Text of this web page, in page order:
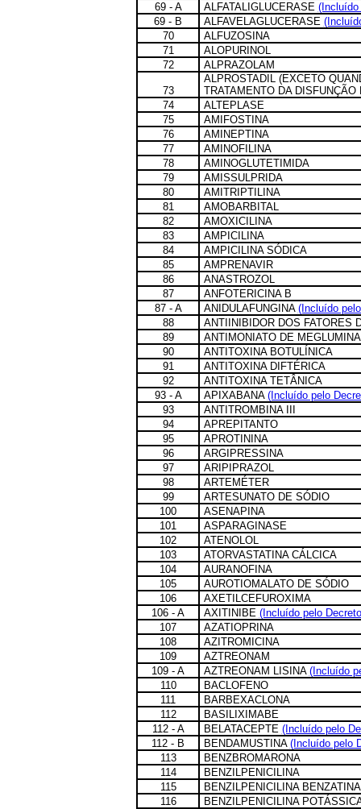
69 - A
ALFATALIGLUCERASE (Incluído
69 - B
ALFAVELAGLUCERASE
70
ALFUZOSINA
71
ALOPURINOL
72
ALPRAZOLAM
73
ALPROSTADIL (EXCETO
TRATAMENTO DA DISFUNÇÃO
74
ALTEPLASE
75
AMIFOSTINA
76
AMINEPTINA
77
AMINOFILINA
78
AMINOGLUTETIMIDA
79
AMISSULPRIDA
80
AMITRIPTILINA
81
AMOBARBITAL
82
AMOXICILINA
83
AMPICILINA
84
AMPICILINA SÓDICA
85
AMPRENAVIR
86
ANASTROZOL
87
ANFOTERICINA B
87 - A
ANIDULAFUNGINA (Incluído
88
ANTIINIBIDOR DOS FATORES
89
ANTIMONIATO DE MEGLUMINA
90
ANTITOXINA BOTULÍNICA
91
ANTITOXINA DIFTÉRICA
92
ANTITOXINA TETÂNICA
93 - A
APIXABANA (Incluído pelo
93
ANTITROMBINA III
94
APREPITANTO
95
APROTININA
96
ARGIPRESSINA
97
ARIPIPRAZOL
98
ARTEMÉTER
99
ARTESUNATO DE SÓDIO
100
ASENAPINA
101
ASPARAGINASE
102
ATENOLOL
103
ATORVASTATINA CÁLCICA
104
AURANOFINA
105
AUROTIOMALATO DE SÓDIO
106
AXETILCEFUROXIMA
106 - A
AXITINIBE (Incluído pelo
107
AZATIOPRINA
108
AZITROMICINA
109
AZTREONAM
109 - A
AZTREONAM LISINA (Incluído
110
BACLOFENO
111
BARBEXACLONA
112
BASILIXIMABE
112 - A
BELATACEPTE (Incluído pelo
112 - B
BENDAMUSTINA (Incluído pelo
113
BENZBROMARONA
114
BENZILPENICILINA
115
BENZILPENICILINA BENZATINA
116
BENZILPENICILINA